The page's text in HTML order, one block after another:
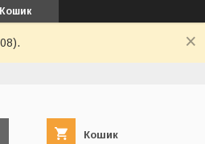
Кошик
Кошик